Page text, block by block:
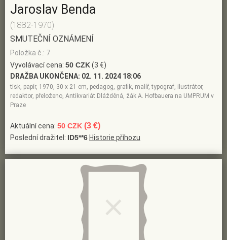
Jaroslav Benda
(1882-1970)
SMUTEČNÍ OZNÁMENÍ
Položka č.: 7
Vyvolávací cena: 50 CZK(3 €)
DRAŽBA UKONČENA: 02. 11. 2024 18:06
tisk, papír, 1970, 30 x 21 cm, pedagog, grafik, malíř, typograf, ilustrátor,
redaktor, přeloženo, Antikvariát Dlážděná, žák A. Hofbauera na UMPRUM v
Praze
Aktuální cena: 50 CZK (3 €)
Poslední dražitel: ID5**6 Historie příhozu